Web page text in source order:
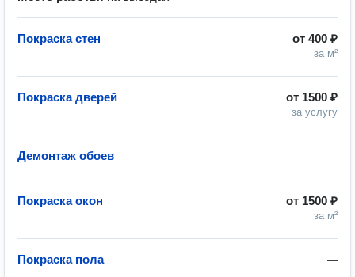
от 400 ₽
за м²
Покраска стен
от 1500 ₽
за услугу
Покраска дверей
—
Демонтаж обоев
от 1500 ₽
за м²
Покраска окон
—
Покраска пола